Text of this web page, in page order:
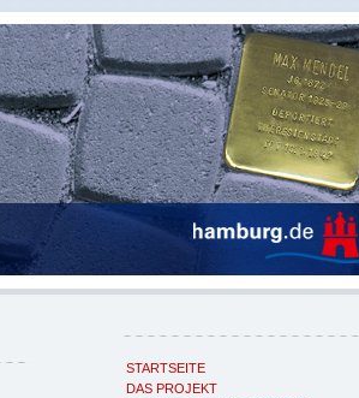
STARTSEITE
DAS PROJEKT